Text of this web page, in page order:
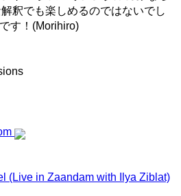
釈でも楽しめるのではないでし
す！(Morihiro)
(Live in Zaandam with Ilya Ziblat)